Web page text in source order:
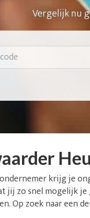
Vergelijk nu
krijg je
jij zo snel mogelijk
Op zoek naar een